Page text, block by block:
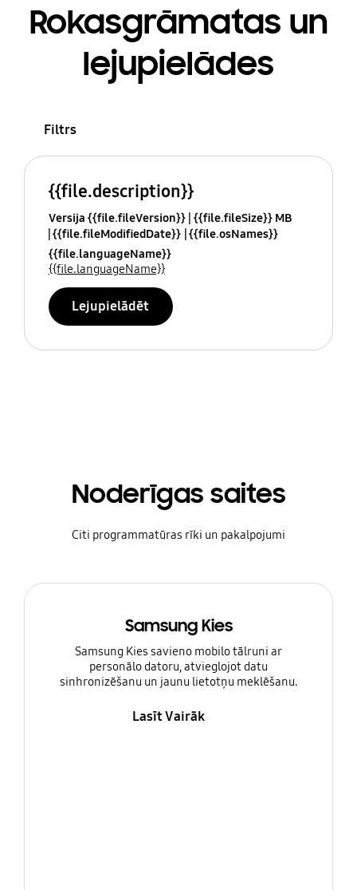
Rokasgrāmatas un
lejupielādes
Filtrs
{{file.description}}
Versija {{file.fileVersion}} {{file.fileSize}} MB
{{file.fileModifiedDate}} {{file.osNames}}
{{file.languageName}}
{{file.languageName}}
Lejupielādēt
Noderīgas saites
Citi programmatūras rīki un pakalpojumi
Samsung Kies
Samsung Kies savieno mobilo tālruni ar
personālo datoru, atvieglojot datu
sinhronizēšanu un jaunu lietotņu meklēšanu.
Lasīt Vairāk